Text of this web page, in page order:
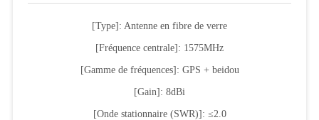
[Type]: Antenne en fibre de verre
[Fréquence centrale]: 1575MHz
[Gamme de fréquences]: GPS + beidou
[Gain]: 8dBi
[Onde stationnaire (SWR)]: ≤2.0